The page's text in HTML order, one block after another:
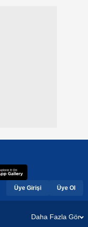
Üye Girişi Üye Ol
Daha Fazla Gör